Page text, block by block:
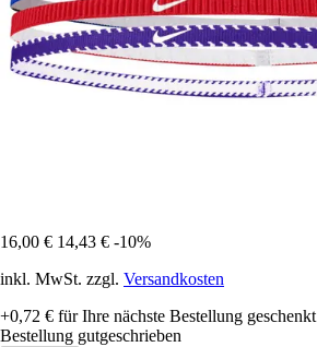
16,00 € 14,43 € -10%
inkl. MwSt. zzgl. Versandkosten
+0,72 € für Ihre nächste Bestellung geschenkt
Bestellung gutgeschrieben